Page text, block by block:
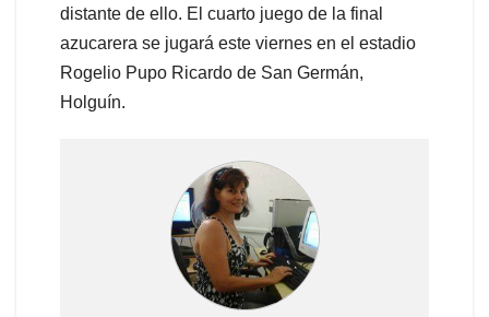
distante de ello. El cuarto juego de la final
azucarera se jugará este viernes en el estadio
Rogelio Pupo Ricardo de San Germán,
Holguín.